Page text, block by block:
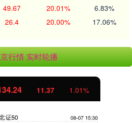
49.67 20.01% 6.83%
26.4 20.00% 17.06%
行情 实时轮播
11.37 1.01%